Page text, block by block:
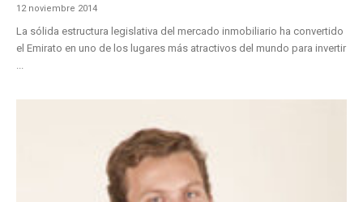
12 noviembre 2014
La sólida estructura legislativa del mercado inmobiliario ha convertido
el Emirato en uno de los lugares más atractivos del mundo para invertir
...